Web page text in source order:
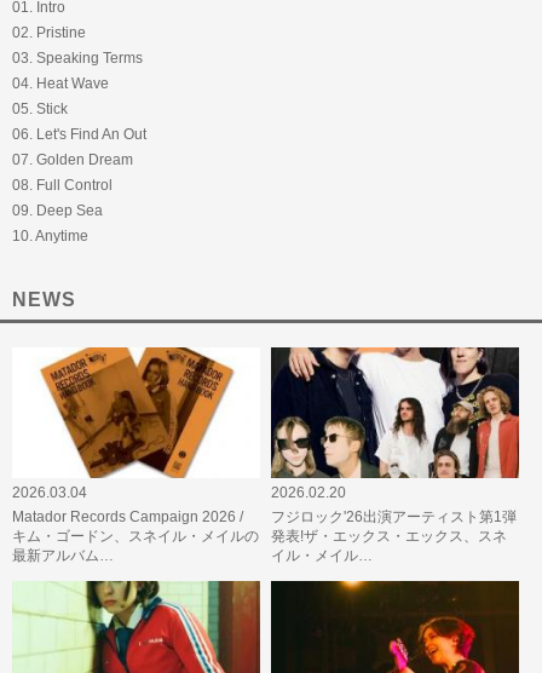
01. Intro
02. Pristine
03. Speaking Terms
04. Heat Wave
05. Stick
06. Let's Find An Out
07. Golden Dream
08. Full Control
09. Deep Sea
10. Anytime
NEWS
2026.03.04
Matador Records Campaign 2026 /
キム・ゴードン、スネイル・メイルの
最新アルバム…
2026.02.20
フジロック'26出演アーティスト第1弾
発表!ザ・エックス・エックス、スネ
イル・メイル…